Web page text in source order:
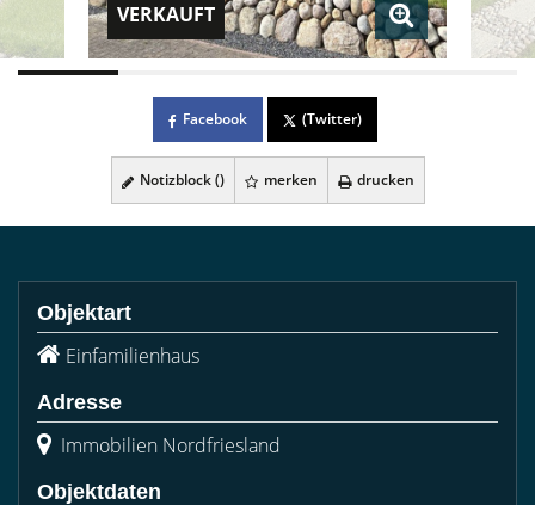
VERKAUFT
Facebook (Twitter)
Notizblock () merken drucken
Objektart
Einfamilienhaus
Adresse
Immobilien Nordfriesland
Objektdaten